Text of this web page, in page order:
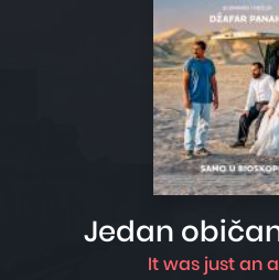
Jedan
It was just an